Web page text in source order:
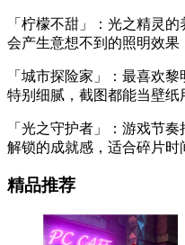
「柠檬不甜」：光之精灵
会产生意想不到的照明效果
「城市探险家」：最喜欢
特别细腻，截图都能当壁纸
「光之守护者」：游戏节
解锁的成就感，适合碎片时
精品推荐